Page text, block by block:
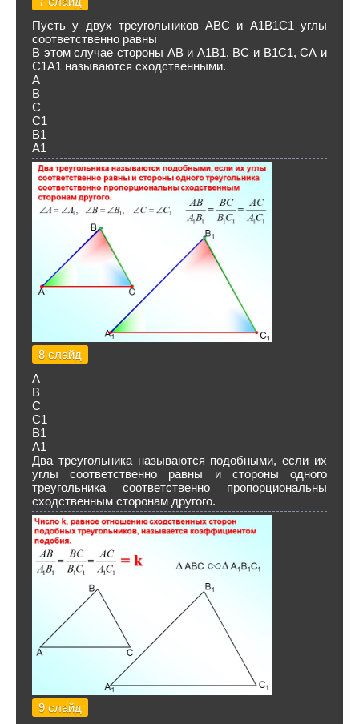
Пусть у двух треугольников АВС и А1В1С1 углы
соответственно равны
В этом случае стороны АВ и А1В1, ВС и В1С1, СА и
С1А1 называются сходственными.
А
В
С
С1
В1
А1
8 слайд
А
В
С
С1
В1
А1
Два треугольника называются подобными, если их
углы соответственно равны и стороны одного
треугольника соответственно пропорциональны
сходственным сторонам другого.
9 слайд